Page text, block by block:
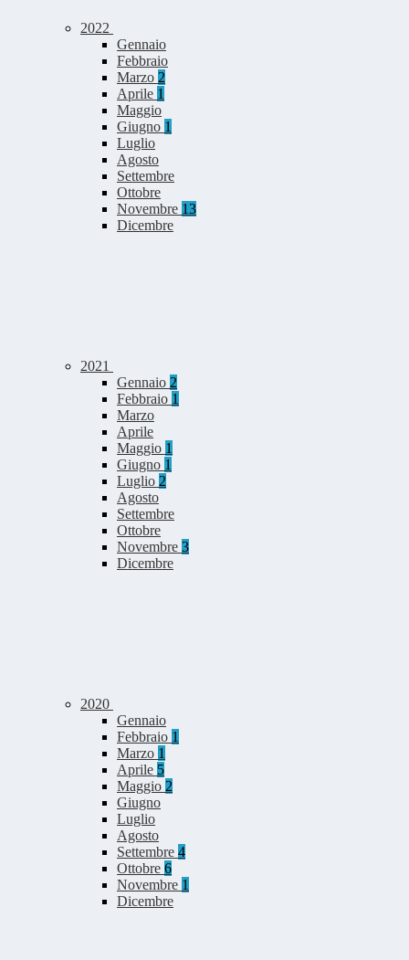
2022
Gennaio
Febbraio
Marzo 2
Aprile 1
Maggio
Giugno 1
Luglio
Agosto
Settembre
Ottobre
Novembre 13
Dicembre
2021
Gennaio 2
Febbraio 1
Marzo
Aprile
Maggio 1
Giugno 1
Luglio 2
Agosto
Settembre
Ottobre
Novembre 3
Dicembre
2020
Gennaio
Febbraio 1
Marzo 1
Aprile 5
Maggio 2
Giugno
Luglio
Agosto
Settembre 4
Ottobre 6
Novembre 1
Dicembre